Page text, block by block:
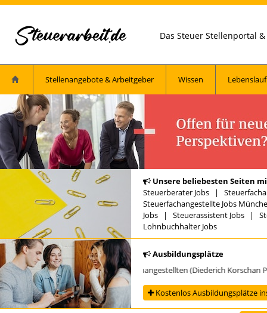
Das Steuer Stellenportal
Stellenangebote & Arbeitgeber Wissen Lebenslauf
Unsere beliebesten Seiten
Steuerberater Jobs |
Steuerfachangestellte Jobs
Jobs | Steuerassistent Jobs |
Lohnbuchhalter Jobs
Ausbildungsplätze
Ausbildung zur/zum Steuerfachangestellten (Diederich Korschan
Kostenlos Ausbildungsplätze